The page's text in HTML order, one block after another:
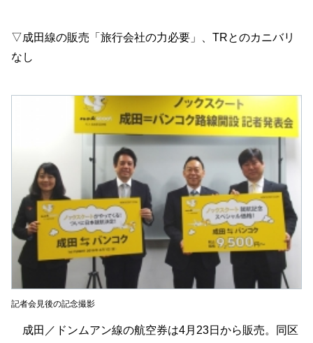
▽成田線の販売「旅行会社の力必要」、TRとのカニバリ
なし
記者会見後の記念撮影
成田／ドンムアン線の航空券は4月23日から販売。同区